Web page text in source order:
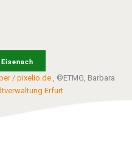
/ pixelio.de , ©ETMG, Barbara
Erfurt